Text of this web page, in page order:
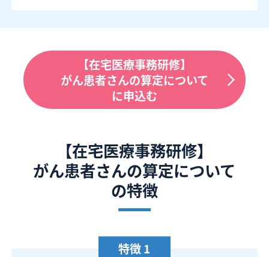
【在宅医療事務研修】
がん患者さんの算定について
に申込む
【在宅医療事務研修】
がん患者さんの算定について
の特徴
特徴 1